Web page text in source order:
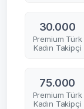
30.000
Premium Türk
Kadın Takipçi
75.000
Premium Türk
Kadın Takipçi